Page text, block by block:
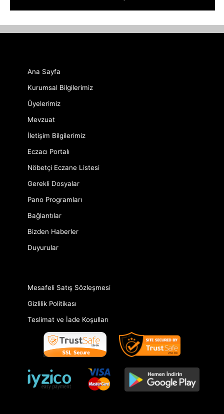
Ana Sayfa
Kurumsal Bilgilerimiz
Üyelerimiz
Mevzuat
İletişim Bilgilerimiz
Eczacı Portalı
Nöbetçi Eczane Listesi
Gerekli Dosyalar
Pano Programları
Bağlantılar
Bizden Haberler
Duyurular
Mesafeli Satış Sözleşmesi
Gizlilik Politikası
Teslimat ve İade Koşulları